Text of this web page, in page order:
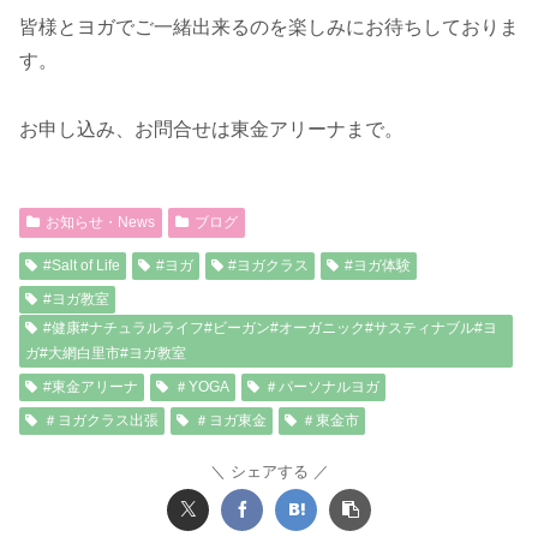
皆様とヨガでご一緒出来るのを楽しみにお待ちしておりま
す。
お申し込み、お問合せは東金アリーナまで。
お知らせ・News ブログ
#Salt of Life #ヨガ #ヨガクラス
#ヨガ体験
#ヨガ教室
#健康#ナチュラルライフ#ビーガン#オーガニック#サスティナブル#ヨ
ガ#大網白里市#ヨガ教室
#東金アリーナ
＃YOGA
＃パーソナルヨガ
＃ヨガクラス出張
＃ヨガ東金 ＃東金市
シェアする